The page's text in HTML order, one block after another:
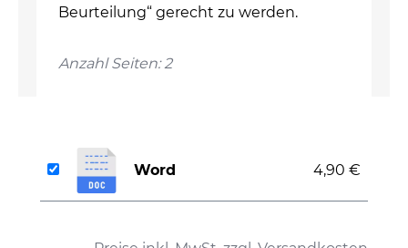
Beurteilung“ gerecht zu werden.
Anzahl Seiten: 2
Word 4,90 €